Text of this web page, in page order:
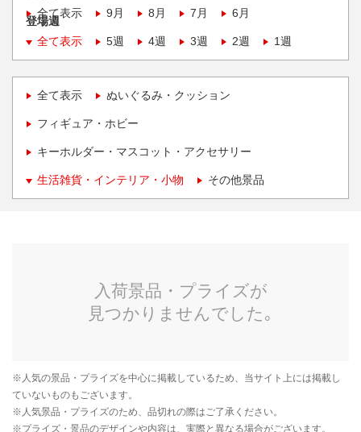
全て表示
9月 8月 7月 6月
登場週
全て表示
5週 4週 3週 2週 1週
全て表示 ぬいぐるみ・クッション
フィギュア・ホビー
キーホルダー・マスコット・アクセサリー
生活雑貨・インテリア・小物 その他景品